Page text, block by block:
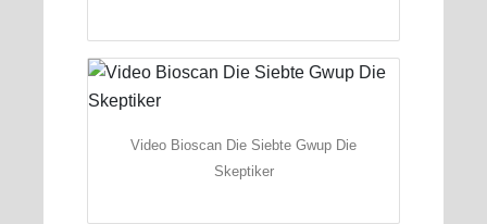
Video Bioscan Die Siebte Gwup Die
Skeptiker